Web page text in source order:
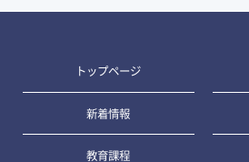
トップページ
新着情報
教育課程